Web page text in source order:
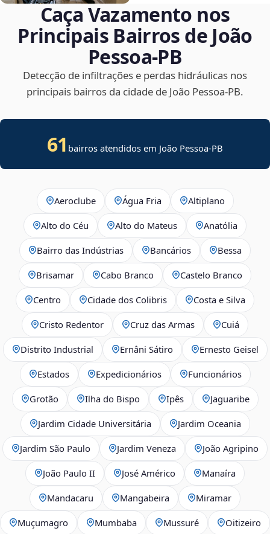
Caça Vazamento nos
Principais Bairros de João
Pessoa‑PB
Detecção de infiltrações e perdas hidráulicas nos
principais bairros da cidade de João Pessoa‑PB.
61 bairros atendidos em João Pessoa-PB
Aeroclube Água Fria Altiplano
Alto do Céu Alto do Mateus Anatólia
Bairro das Indústrias Bancários Bessa
Brisamar Cabo Branco Castelo Branco
Centro Cidade dos Colibris Costa e Silva
Cristo Redentor Cruz das Armas Cuiá
Distrito Industrial Ernâni Sátiro Ernesto Geisel
Estados Expedicionários Funcionários
Grotão Ilha do Bispo Ipês Jaguaribe
Jardim Cidade Universitária Jardim Oceania
Jardim São Paulo Jardim Veneza João Agripino
João Paulo II José Américo Manaíra
Mandacaru Mangabeira Miramar
Muçumagro Mumbaba Mussuré Oitizeiro